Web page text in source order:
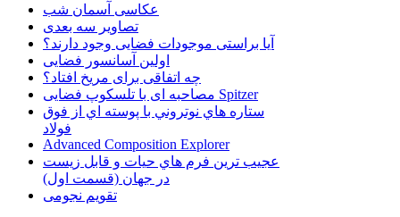
عکاسی آسمان شب
تصاویر سه بعدی
آیا براستی موجودات فضایی وجود دارند؟
اولین آسانسور فضایی
چه اتفاقی برای مریخ افتاد؟
مصاحبه ای با تلسکوپ فضایی Spitzer
ستاره هاي نوتروني با پوسته اي از فوق
فولاد
Advanced Composition Explorer
عجیب ترین فرم هاي حيات و قابل زيست
در جهان (قسمت اول)
تقویم نجومی